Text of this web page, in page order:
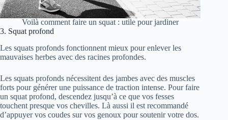
Voilà comment faire un squat : utile pour jardiner
3. Squat profond
Les squats profonds fonctionnent mieux pour enlever les
mauvaises herbes avec des racines profondes.
Les squats profonds nécessitent des jambes avec des muscles
forts pour générer une puissance de traction intense. Pour faire
un squat profond, descendez jusqu’à ce que vos fesses
touchent presque vos chevilles. Là aussi il est recommandé
d’appuyer vos coudes sur vos genoux pour soutenir votre dos.